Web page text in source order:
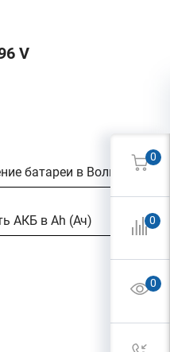
V
батареи в Вольтах
АКБ в Ah (Ач)
0
0
0